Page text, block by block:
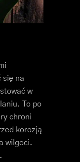
się na
w
To po
chroni
korozją
wilgoci.